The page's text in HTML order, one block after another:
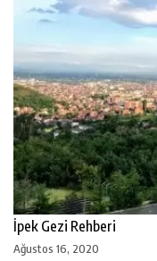
İpek Gezi Rehberi
Ağustos 16, 2020